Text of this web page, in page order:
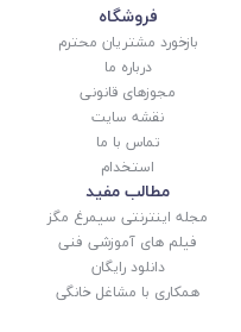
فروشگاه
بازخورد مشتریان محترم
درباره ما
مجوزهای قانونی
نقشه سایت
تماس با ما
استخدام
مطالب مفید
مجله اینترنتی سیمرغ مگز
فیلم های آموزشی فنی
دانلود رایگان
همکاری با مشاغل خانگی